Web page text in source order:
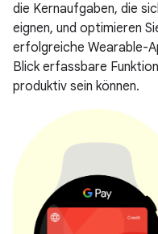
die Kernaufgaben, die
eignen, und optimieren
erfolgreiche Wearable-
Blick erfassbare
produktiv sein können.